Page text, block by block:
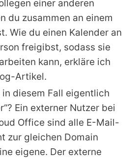
einer anderen
du zusammen an einem
Wie du einen Kalender an
freigibst, sodass sie
kann, erkläre ich
Artikel.
diesem Fall eigentlich
Ein externer Nutzer bei
Office sind alle E-Mail-
zur gleichen Domain
eigene. Der externe